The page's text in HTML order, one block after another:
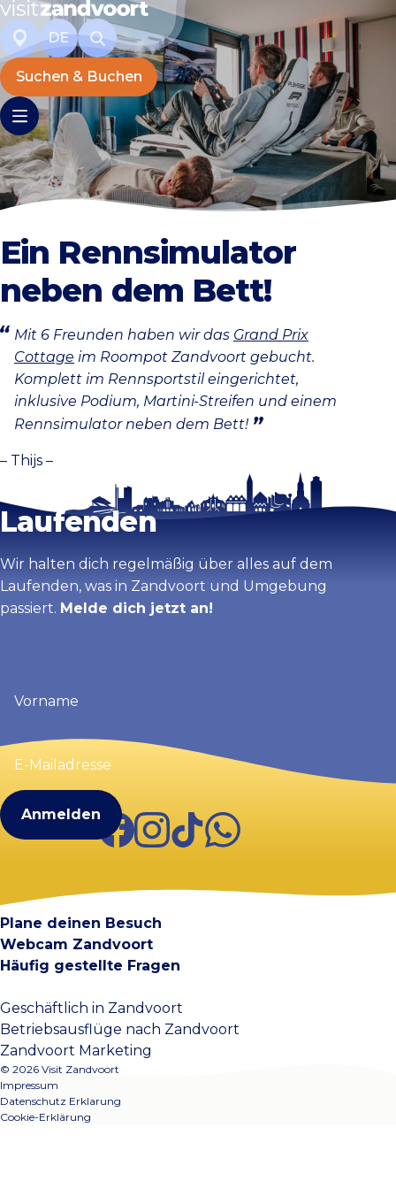
DE
Suchen & Buchen
Ein Rennsimulator
neben dem Bett!
Mit 6 Freunden haben wir das Grand Prix
Cottage im Roompot Zandvoort gebucht.
Komplett im Rennsportstil eingerichtet,
inklusive Podium, Martini-Streifen und einem
Rennsimulator neben dem Bett!
– Thijs –
Bleib auf dem
Laufenden
Wir halten dich regelmäßig über alles auf dem
Laufenden, was in Zandvoort und Umgebung
passiert. Melde dich jetzt an!
(erforderlich)
E-
Mailadresse
FacebookInstagram
TikTokWhatsApp
Plane deinen Besuch
Webcam Zandvoort
Häufig gestellte Fragen
Geschäftlich in Zandvoort
Betriebsausflüge nach Zandvoort
Zandvoort Marketing
© 2026 Visit Zandvoort
Impressum
Datenschutz Erklarung
Cookie-Erklärung